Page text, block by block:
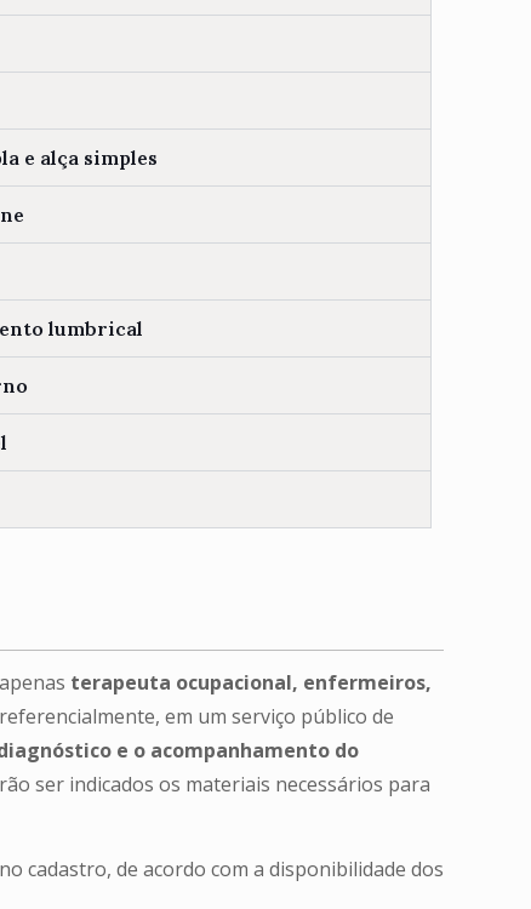
e alça simples
lumbrical
terapeuta ocupacional, enfermeiros,
em um serviço público de
e o acompanhamento do
ser indicados os materiais necessários para
cadastro, de acordo com a disponibilidade dos